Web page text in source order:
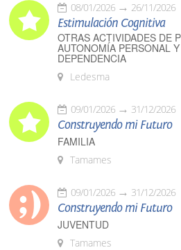
08/01/2026 26/11/2026
Estimulación Cognitiva
OTRAS ACTIVIDADES DE
AUTONOMÍA PERSONAL
DEPENDENCIA
Ledesma
09/01/2026 31/12/2026
Construyendo mi Futuro
FAMILIA
Tamames
09/01/2026 31/12/2026
Construyendo mi Futuro
JUVENTUD
Tamames